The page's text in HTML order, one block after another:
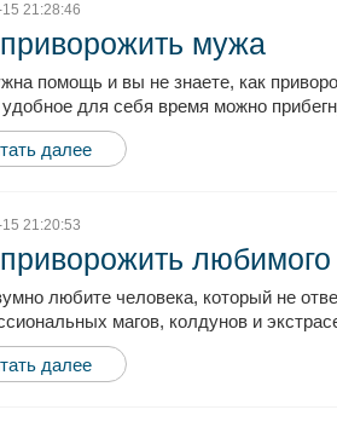
21:28:46
мужа
помощь и вы не знаете, как
для себя время можно
далее
21:20:53
любимого
любите человека, который не
магов, колдунов и
далее